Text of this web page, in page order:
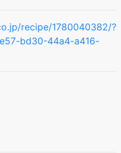
recipe/1780040382/?
bd30-44a4-a416-